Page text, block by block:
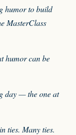
humor to build
MasterClass
humor can be
day — the one at
ties. Many ties.